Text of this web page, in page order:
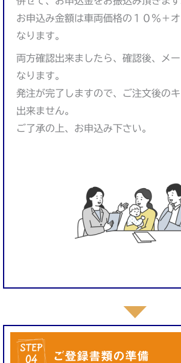
お申込み金額は車両価格の１０％＋
なります。
両方確認出来ましたら、確認後、メ
なります。
発注が完了しますので、ご注文後の
出来ません。
ご了承の上、お申込み下さい。
ご登録書類の準備